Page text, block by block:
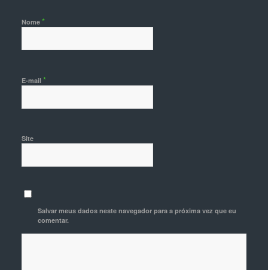
Nome *
E-mail *
Site
Salvar meus dados neste navegador para a próxima vez que eu
comentar.